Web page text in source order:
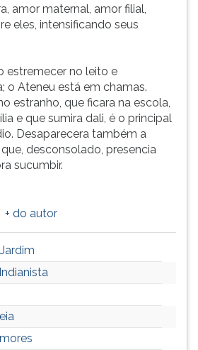
amor maternal, amor filial,
eles, intensificando seus
estremecer no leito e
o Ateneu está em chamas.
estranho, que ficara na escola,
e que sumira dali, é o principal
Desaparecera também a
desconsolado, presencia
sucumbir.
+ do autor